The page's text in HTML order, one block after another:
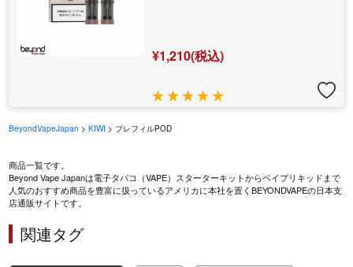
¥1,210(税込)
BeyondVapeJapan >KIWI > プレフィルPOD
商品一覧です。
Beyond Vape Japanは電子タバコ（VAPE）スターターキットからベイプリキッドまで
人気のおすすめ商品を豊富に扱っているアメリカに本社を置くBEYONDVAPEの日本支
店通販サイトです。
関連タグ